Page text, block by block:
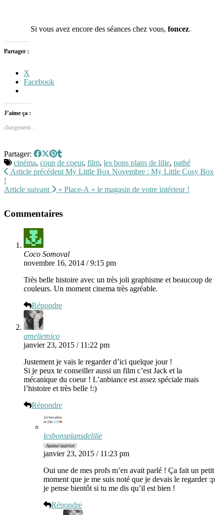
Si vous avez encore des séances chez vous, foncez.
Partager :
X
Facebook
J’aime ça :
chargement…
Partager:
cinéma, coup de coeur, film, les bons plans de lilie, pathé
Article précédent My Little Box Novembre : My Little Cosy Box
!
Article suivant
« Place-A » le magasin de votre intérieur !
Commentaires
Coco Somoval
novembre 16, 2014 / 9:15 pm
Très belle histoire avec un très joli graphisme et beaucoup de
couleurs. Un moment cinema très agréable.
Répondre
ameliemico
janvier 23, 2015 / 11:22 pm
Justement je vais le regarder d’ici quelque jour !
Si je peux te conseiller aussi un film c’est Jack et la
mécanique du coeur ! L’anbiance est assez spéciale mais
l’histoire et très belle !:)
Répondre
lesbonsplansdelilie
Auteur/autrice
janvier 23, 2015 / 11:23 pm
Oui une de mes profs m’en avait parlé ! Ça fait un petit
moment que je me suis noté que je devais le regarder :p
je pense bientôt si tu me dis qu’il est bien !
Répondre